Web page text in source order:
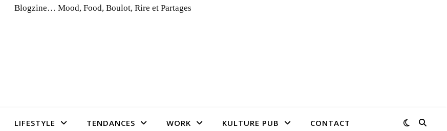
Blogzine… Mood, Food, Boulot, Rire et Partages
LIFESTYLE TENDANCES WORK KULTURE PUB CONTACT